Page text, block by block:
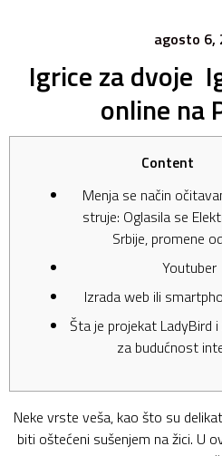
agosto 6,
Igrice za dvoje
online na
Content
Menja se način
struje: Oglasila se
Srbije, promene
Youtuber
Izrada web ili
Šta je projekat LadyBird
za budućnost
Neke vrste veša, kao što su
biti oštećeni sušenjem na žici. U